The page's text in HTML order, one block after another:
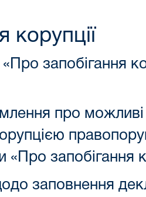
корупції
запобігання
про
«Про запобігання
заповнення